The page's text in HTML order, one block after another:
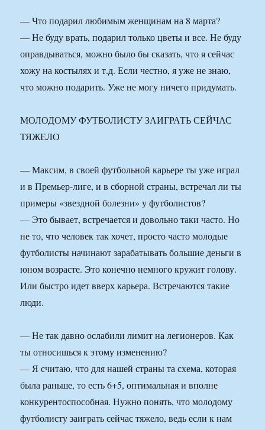
— Что подарил любимым женщинам на 8 марта?
— Не буду врать, подарил только цветы и все. Не буду
оправдываться, можно было бы сказать, что я сейчас
хожу на костылях и т.д. Если честно, я уже не знаю,
что можно подарить. Уже не могу ничего придумать.
МОЛОДОМУ ФУТБОЛИСТУ ЗАИГРАТЬ СЕЙЧАС
ТЯЖЕЛО
— Максим, в своей футбольной карьере ты уже играл
и в Премьер-лиге, и в сборной страны, встречал ли ты
примеры «звездной болезни» у футболистов?
— Это бывает, встречается и довольно таки часто. Но
не то, что человек так хочет, просто часто молодые
футболисты начинают зарабатывать большие деньги в
юном возрасте. Это конечно немного кружит голову.
Или быстро идет вверх карьера. Встречаются такие
люди.
— Не так давно ослабили лимит на легионеров. Как
ты относишься к этому изменению?
— Я считаю, что для нашей страны та схема, которая
была раньше, то есть 6+5, оптимальная и вполне
конкурентоспособная. Нужно понять, что молодому
футболисту заиграть сейчас тяжело, ведь если к нам